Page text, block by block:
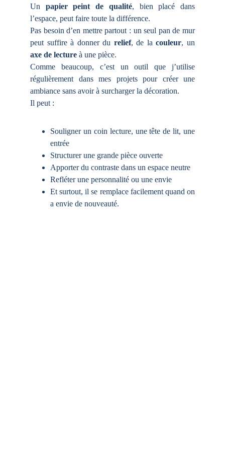
Un papier peint de qualité, bien placé dans
l’espace, peut faire toute la différence.
Pas besoin d’en mettre partout : un seul pan de mur
peut suffire à donner du relief, de lacouleur, un
axe de lecture à une pièce.
Comme beaucoup, c’est un outil que j’utilise
régulièrement dans mes projets pour créer une
ambiance sans avoir à surcharger la décoration.
Il peut :
Souligner un coin lecture, une tête de lit, une
entrée
Structurer une grande pièce ouverte
Apporter du contraste dans un espace neutre
Refléter une personnalité ou une envie
Et surtout, il se remplace facilement quand on
a envie de nouveauté.